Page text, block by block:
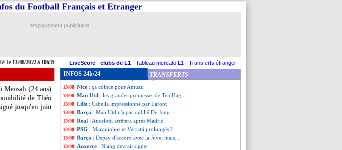
le13/08/2022 à 10h35
du Football Français et Etranger
emplacement publicitaire
LiveScore - clubs de L1 - Tableau mercato L1 - Transferts étranger
Mensah (24 ans)
de Théo
jusqu'en juin
INFOS 24h/24 TRANSFERTS
13/08 Ang.: City se balade, Jesus régale Arsenal
13/08 All.: Leipzig accroché, Leverkusen battu
13/08 L2: le Paris FC résiste à Guingamp
13/08 EdF: Desailly s'emballe pour le Mondial
13/08 PSG: O. Garcia optimiste pour Ekitike
: Havertz ciblé par le Bayern ?
13/08 Nice : ça coince pour Amuzu
13/08 Man Utd : les grandes promesses de Ten Hag
13/08 Lille : Cabella impressionné par Lafont
13/08 Barça : Man Utd n'a pas oublié De Jong
13/08 Real : Ancelotti arrêtera après Madrid
13/08 PSG : Marquinhos et Verratti prolongés ?
13/08 Barça : Depay d'accord avec la Juve, mais...
13/08 Auxerre : Niang devrait signer